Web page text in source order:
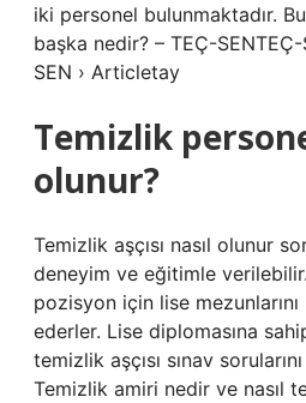
iki personel bulunmaktadır.
başka nedir? – TEÇ-
SEN › Articletay
Temizlik
olunur?
Temizlik aşçısı nasıl olunur
deneyim ve eğitimle
pozisyon için lise
ederler. Lise diplomasına
temizlik aşçısı sınav
Temizlik amiri nedir ve nasıl